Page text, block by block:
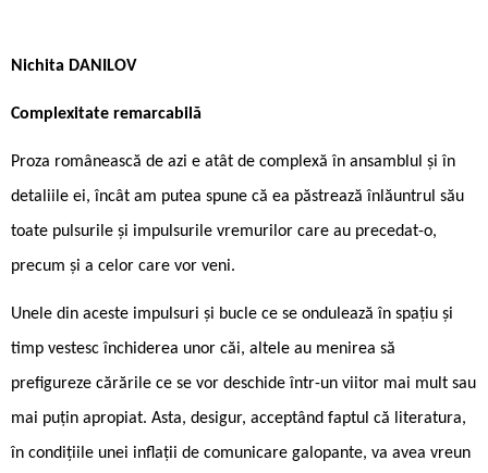
Nichita DANILOV
Complexitate remarcabilă
Proza românească de azi e atât de complexă în ansamblul și în
detaliile ei, încât am putea spune că ea păstrează înlăuntrul său
toate pulsurile și impulsurile vremurilor care au precedat-o,
precum și a celor care vor veni.
Unele din aceste impulsuri și bucle ce se ondulează în spațiu și
timp vestesc închiderea unor căi, altele au menirea să
prefigureze cărările ce se vor deschide într-un viitor mai mult sau
mai puțin apropiat. Asta, desigur, acceptând faptul că literatura,
în condițiile unei inflații de comunicare galopante, va avea vreun